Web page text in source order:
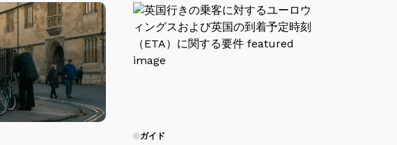
ガイド